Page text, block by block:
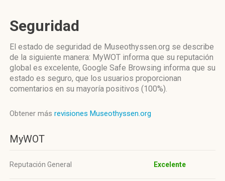
Seguridad
El estado de seguridad de Museothyssen.org se describe
de la siguiente manera: MyWOT informa que su reputación
global es excelente, Google Safe Browsing informa que su
estado es seguro, que los usuarios proporcionan
comentarios en su mayoría positivos (100%).
Obtener más revisiones Museothyssen.org
MyWOT
Reputación General Excelente